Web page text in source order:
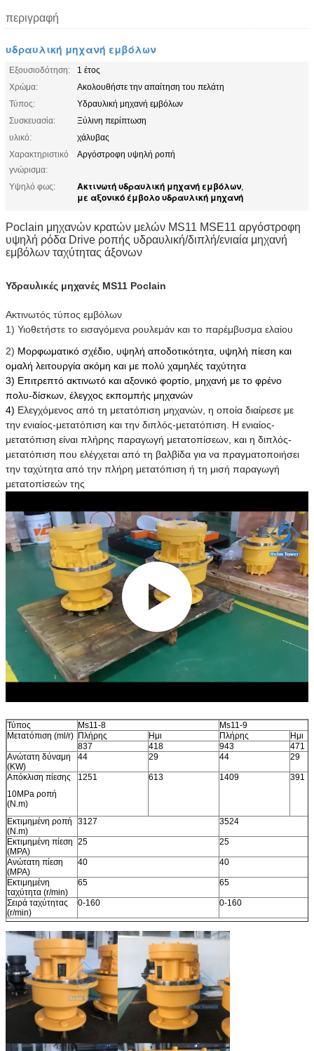
περιγραφή
υδραυλική μηχανή εμβόλων
Εξουσιοδότηση:
1 έτος
Χρώμα:
Ακολουθήστε την απαίτηση του πελάτη
Τύπος:
Υδραυλική μηχανή εμβόλων
Συσκευασία:
Ξύλινη περίπτωση
υλικό:
χάλυβας
Χαρακτηριστικό
γνώρισμα:
Αργόστροφη υψηλή ροπή
Υψηλό φως: Ακτινωτή υδραυλική μηχανή εμβόλων,
με αξονικό έμβολο υδραυλική μηχανή
Poclain μηχανών κρατών μελών MS11 MSE11 αργόστροφη
υψηλή ρόδα Drive ροπής υδραυλική/διπλή/ενιαία μηχανή
εμβόλων ταχύτητας άξονων
Υδραυλικές μηχανές MS11 Poclain
Ακτινωτός τύπος εμβόλων
1) Υιοθετήστε το εισαγόμενα ρουλεμάν και το παρέμβυσμα ελαίου
2) Μορφωματικό σχέδιο, υψηλή αποδοτικότητα, υψηλή πίεση και
ομαλή λειτουργία ακόμη και με πολύ χαμηλές ταχύτητα
3) Επιτρεπτό ακτινωτό και αξονικό φορτίο, μηχανή με το φρένο
πολυ-δίσκων, έλεγχος εκπομπής μηχανών
4) Ελεγχόμενος από τη μετατόπιση μηχανών, η οποία διαίρεσε με
την ενιαίος-μετατόπιση και την διπλός-μετατόπιση. Η ενιαίος-
μετατόπιση είναι πλήρης παραγωγή μετατοπίσεων, και η διπλός-
μετατόπιση που ελέγχεται από τη βαλβίδα για να πραγματοποιήσει
την ταχύτητα από την πλήρη μετατόπιση ή τη μισή παραγωγή
μετατοπίσεών της
Τύπος Ms11-8
Ms11-9
Μετατόπιση (ml/r) Πλήρης Ημι Πλήρης
Ημι
837
418 943
471
Ανώτατη δύναμη
(KW)
44 29 44 29
Απόκλιση πίεσης
10MPa ροπή
(N.m)
1251 613 1409 391
Εκτιμημένη ροπή
(N.m)
3127 3524
Εκτιμημένη πίεση
(MPA)
25 25
Ανώτατη πίεση
(MPA)
40 40
Εκτιμημένη
ταχύτητα (r/min)
65 65
Σειρά ταχύτητας
(r/min)
0-160 0-160